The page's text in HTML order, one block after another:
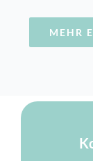
MEHR